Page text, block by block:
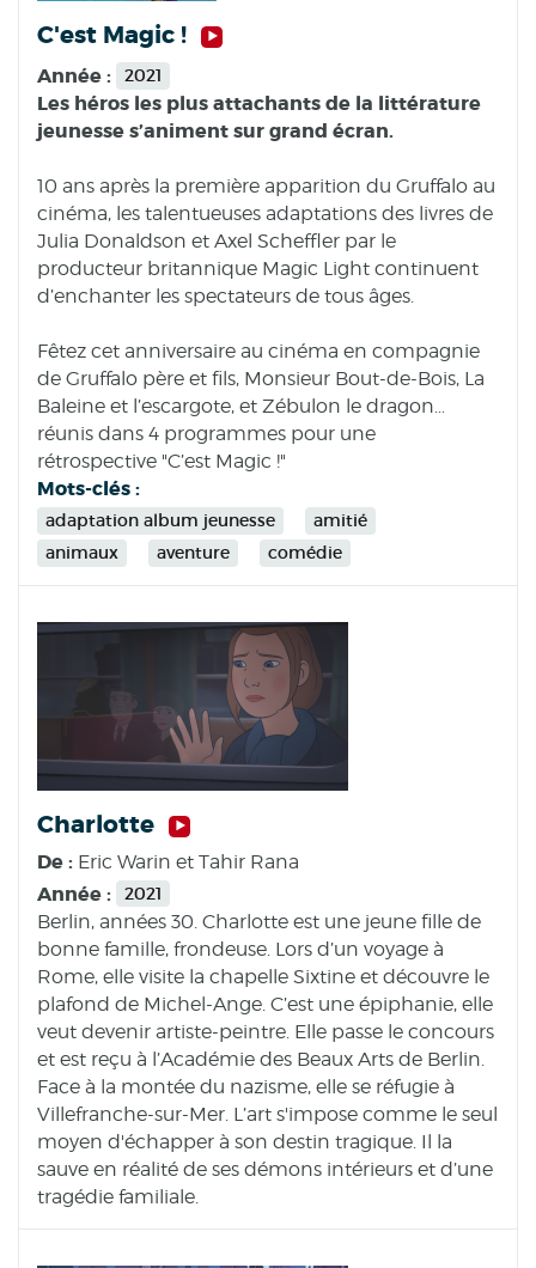
C'est Magic !
Année : 2021
Les héros les plus attachants de la littérature
jeunesse s’animent sur grand écran.
10 ans après la première apparition du Gruffalo au
cinéma, les talentueuses adaptations des livres de
Julia Donaldson et Axel Scheffler par le
producteur britannique Magic Light continuent
d’enchanter les spectateurs de tous âges.
Fêtez cet anniversaire au cinéma en compagnie
de Gruffalo père et fils, Monsieur Bout-de-Bois, La
Baleine et l’escargote, et Zébulon le dragon…
réunis dans 4 programmes pour une
rétrospective "C’est Magic !"
Mots-clés :
adaptation album jeunesse
amitié
animaux
aventure comédie
Charlotte
De : Eric Warin et Tahir Rana
Année : 2021
Berlin, années 30. Charlotte est une jeune fille de
bonne famille, frondeuse. Lors d’un voyage à
Rome, elle visite la chapelle Sixtine et découvre le
plafond de Michel-Ange. C’est une épiphanie, elle
veut devenir artiste-peintre. Elle passe le concours
et est reçu à l’Académie des Beaux Arts de Berlin.
Face à la montée du nazisme, elle se réfugie à
Villefranche-sur-Mer. L’art s'impose comme le seul
moyen d'échapper à son destin tragique. Il la
sauve en réalité de ses démons intérieurs et d’une
tragédie familiale.